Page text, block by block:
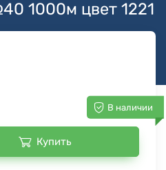
1000м цвет 1221
В наличии
Купить